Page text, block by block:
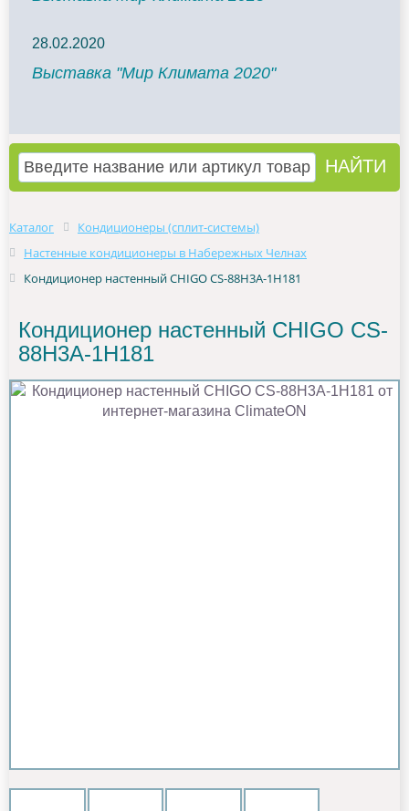
28.02.2020
Выставка "Мир Климата 2020"
Каталог
Кондиционеры (сплит-системы)
Настенные кондиционеры в Набережных Челнах
Кондиционер настенный CHIGO CS-88H3A-1H181
Кондиционер настенный CHIGO CS-
88H3A-1H181